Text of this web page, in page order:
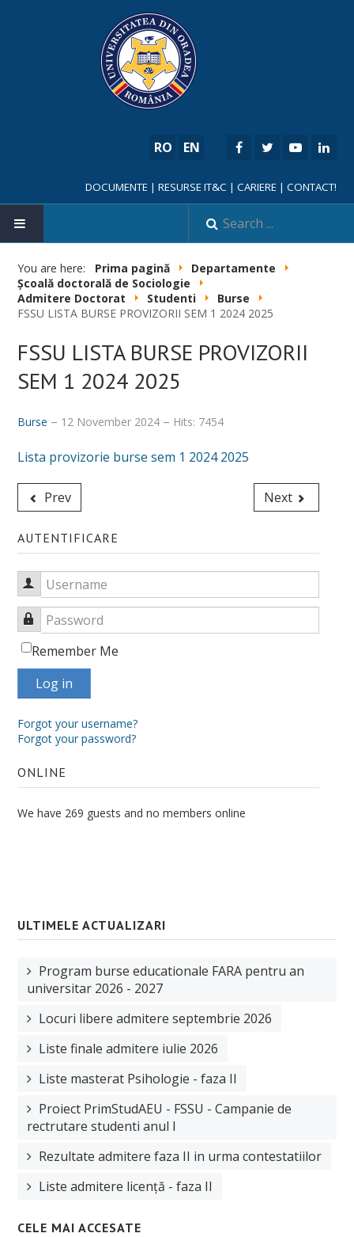
RO EN
DOCUMENTE | RESURSE IT&C | CARIERE | CONTACT!
HOME
You are here: Prima pagină
Departamente
Școală doctorală de Sociologie
Admitere Doctorat
Studenti
Burse
FSSU LISTA BURSE PROVIZORII SEM 1 2024 2025
FSSU LISTA BURSE PROVIZORII
SEM 1 2024 2025
Burse 12 November 2024 Hits: 7454
Lista provizorie burse sem 1 2024 2025
Prev Next
AUTENTIFICARE
Username
Password
Remember Me
Log in
Forgot your username?
Forgot your password?
ONLINE
We have 269 guests and no members online
ULTIMELE ACTUALIZARI
Program burse educationale FARA pentru an
universitar 2026 - 2027
Locuri libere admitere septembrie 2026
Liste finale admitere iulie 2026
Liste masterat Psihologie - faza II
Proiect PrimStudAEU - FSSU - Campanie de
rectrutare studenti anul I
Rezultate admitere faza II in urma contestatiilor
Liste admitere licență - faza II
CELE MAI ACCESATE